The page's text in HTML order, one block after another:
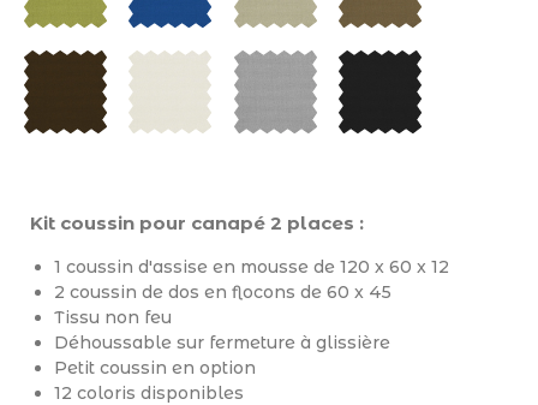
Kit coussin pour canapé 2 places :
1 coussin d'assise en mousse de 120 x 60 x 12
2 coussin de dos en flocons de 60 x 45
Tissu non feu
Déhoussable sur fermeture à glissière
Petit coussin en option
12 coloris disponibles